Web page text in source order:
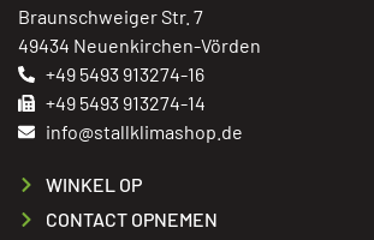
Braunschweiger Str. 7
49434 Neuenkirchen-Vörden
+49 5493 913274-16
+49 5493 913274-14
info@stallklimashop.de
WINKEL OP
CONTACT OPNEMEN